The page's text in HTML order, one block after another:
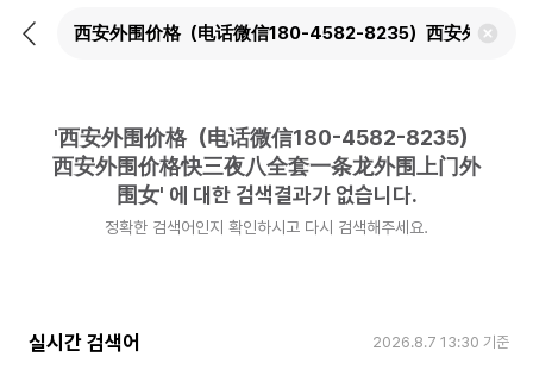
뒤
검
'西安外围价格（电话微信180-4582-8235）
西安外围价格快三夜八全套一条龙外围上门外
围女' 에 대한 검색결과가 없습니다.
정확한 검색어인지 확인하시고 다시 검색해주세요.
실시간 검색어 2026.8.7 13:30 기준